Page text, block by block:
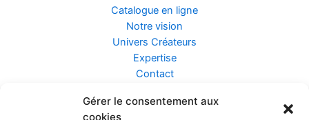
Gérer le consentement aux
cookies
Catalogue en ligne
Notre vision
Univers Créateurs
Expertise
Contact
Assurance ZEN